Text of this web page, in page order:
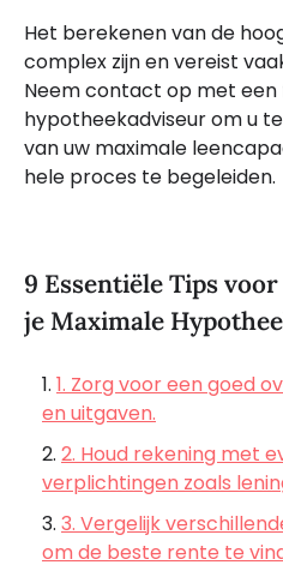
Het berekenen van de
complex zijn en vereist
Neem contact op met een
hypotheekadviseur om u
van uw maximale
hele proces te begeleiden.
9 Essentiële Tips
je Maximale
1. Zorg voor een goed
en uitgaven.
2. Houd rekening met
verplichtingen zoals
3. Vergelijk
om de beste rente te